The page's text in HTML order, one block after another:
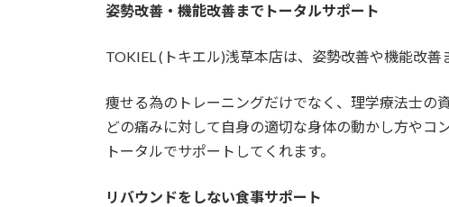
姿勢改善・機能改善までトータルサポート
TOKIEL (トキエル)浅草本店は、姿勢改善や機能改善
痩せる為のトレーニングだけでなく、理学療法士の
どの痛みに対して自身の適切な身体の動かし方やコ
トータルでサポートしてくれます。
リバウンドをしない食事サポート